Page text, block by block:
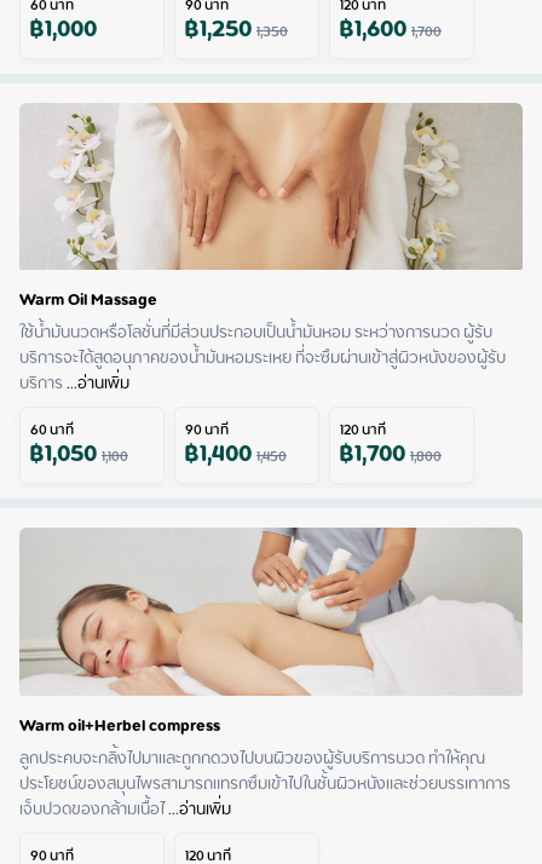
฿1,000 ฿1,2501,350 ฿1,6001,700
Warm Oil Massage
ใช้น้ำมันนวดหรือโลชั่นที่มีส่วนประกอบเป็นน้ำมันหอม ระหว่างการนวด ผู้รับ
บริการจะได้สูดอนุภาคของน้ำมันหอมระเหย ที่จะซึมผ่านเข้าสู่ผิวหนังของผู้รับ
บริการ ...อ่านเพิ่ม
60นาที
฿1,0501,100
90นาที
฿1,4001,450
120นาที
฿1,7001,800
Warm oil+Herbel compress
ลูกประคบจะกลิ้งไปมาและถูกกดวงไปบนผิวของผู้รับบริการนวด ทำให้คุณ
ประโยชน์ของสมุนไพรสามารถแทรกซึมเข้าไปในชั้นผิวหนังและช่วยบรรเทาการ
เจ็บปวดของกล้ามเนื้อไ ...อ่านเพิ่ม
90นาที 120นาที